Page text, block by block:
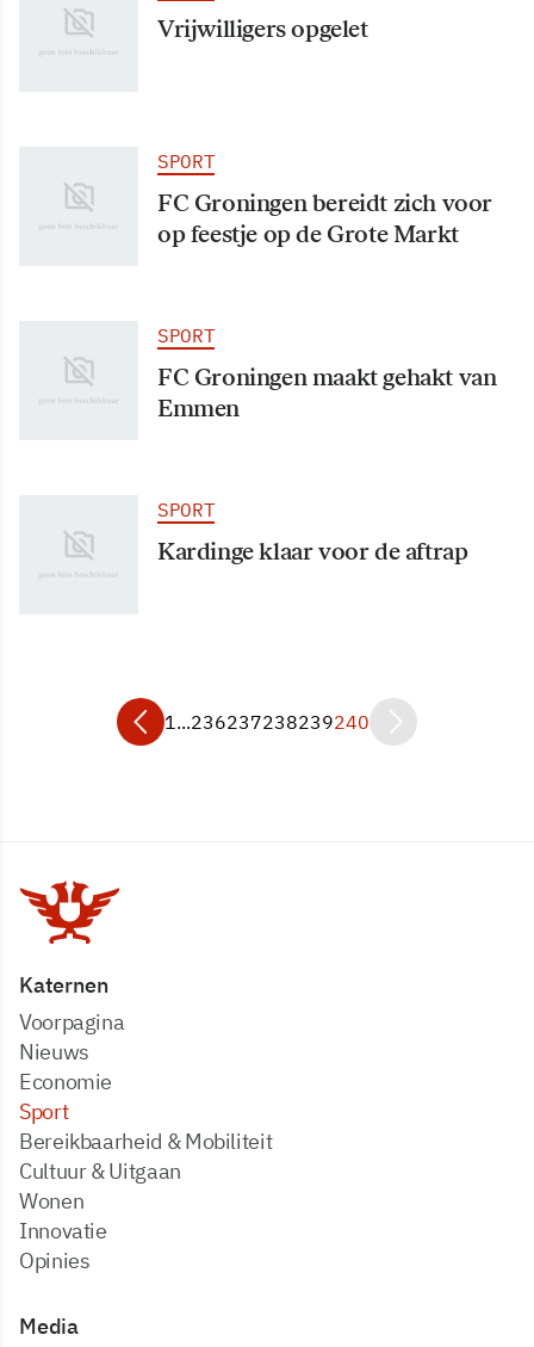
Vrijwilligers opgelet
SPORT
FC Groningen bereidt zich voor
op feestje op de Grote Markt
SPORT
FC Groningen maakt gehakt van
Emmen
SPORT
Kardinge klaar voor de aftrap
1...236237238239240
Katernen
Voorpagina
Nieuws
Economie
Sport
Bereikbaarheid & Mobiliteit
Cultuur & Uitgaan
Wonen
Innovatie
Opinies
Media